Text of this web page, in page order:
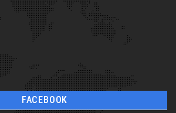
FACEBOOK